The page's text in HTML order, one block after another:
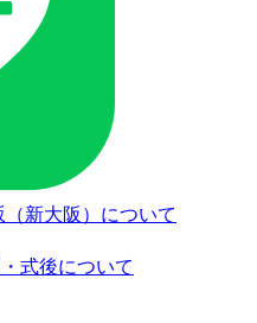
礎知識
新大阪）について
式後について